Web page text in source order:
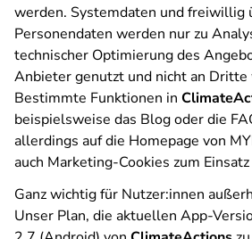
werden. Systemdaten und
Personendaten werden nur zu
technischer Optimierung des
Anbieter genutzt und nicht an
Bestimmte Funktionen in
beispielsweise das Blog oder die
allerdings auf die Homepage von
auch Marketing-Cookies zum
Ganz wichtig für Nutzer:innen
Unser Plan, die aktuellen App-